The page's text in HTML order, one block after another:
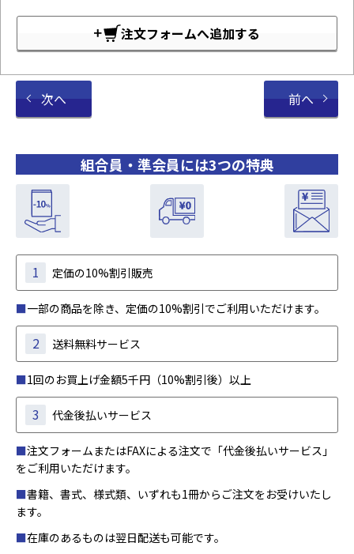
組合員・準会員には3つの特典
1 定価の10%割引販売
■一部の商品を除き、定価の10%割引でご利用いただけます。
2 送料無料サービス
■1回のお買上げ金額5千円（10%割引後）以上
3 代金後払いサービス
■注文フォームまたはFAXによる注文で「代金後払いサービス」
をご利用いただけます。
■書籍、書式、様式類、いずれも1冊からご注文をお受けいたし
ます。
■在庫のあるものは翌日配送も可能です。
注文フォームへ追加する
次へ 前へ